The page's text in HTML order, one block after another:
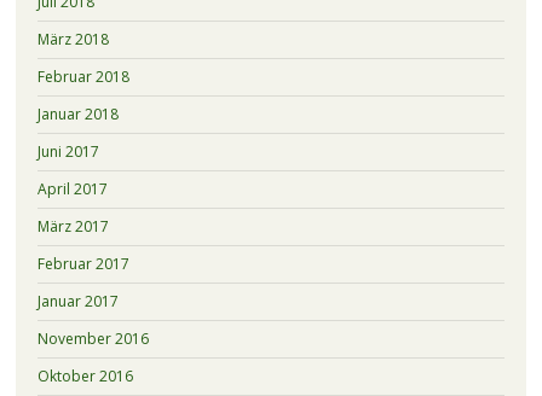
März 2018
Februar 2018
Januar 2018
Juni 2017
April 2017
März 2017
Februar 2017
Januar 2017
November 2016
Oktober 2016